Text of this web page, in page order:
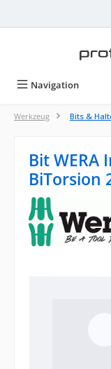
Navigation
Werkzeug Bits &
Bit WERA
BiTorsion